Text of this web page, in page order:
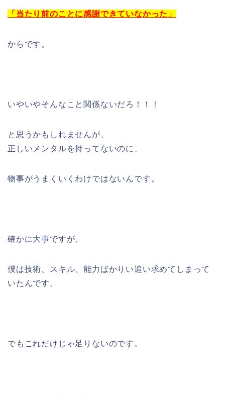
「当たり前のことに感謝できていなかった」
からです。
いやいやそんなこと関係ないだろ！！！
と思うかもしれませんが、
正しいメンタルを持ってないのに、
物事がうまくいくわけではないんです。
確かに大事ですが、
僕は技術、スキル、能力ばかりい追い求めてしまって
いたんです。
でもこれだけじゃ足りないのです。